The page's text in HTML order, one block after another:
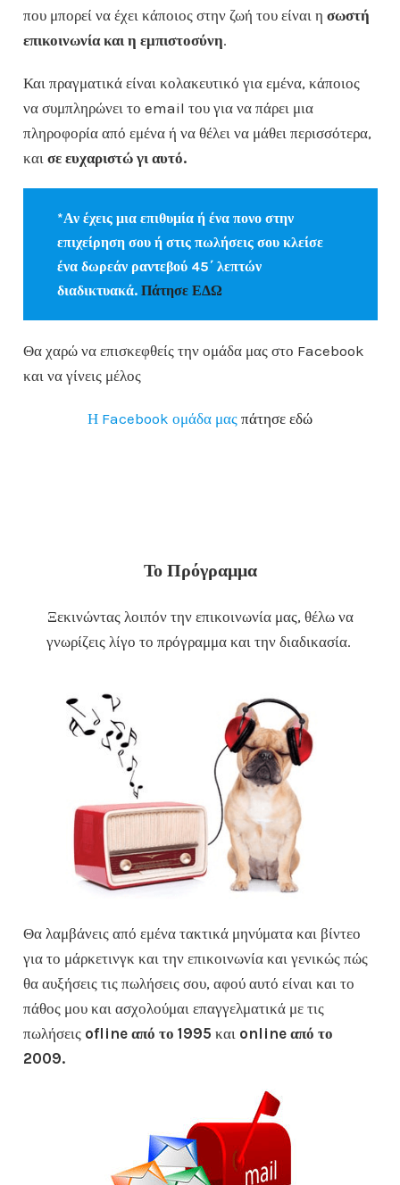
που μπορεί να έχει κάποιος στην ζωή του είναι η σωστή
επικοινωνία και η εμπιστοσύνη.
Και πραγματικά είναι κολακευτικό για εμένα, κάποιος
να συμπληρώνει το email του για να πάρει μια
πληροφορία από εμένα ή να θέλει να μάθει περισσότερα,
και σε ευχαριστώ γι αυτό.
*Αν έχεις μια επιθυμία ή ένα πονο στην
επιχείρηση σου ή στις πωλήσεις σου κλείσε
ένα δωρεάν ραντεβού 45΄ λεπτών
διαδικτυακά. Πάτησε ΕΔΩ
Θα χαρώ να επισκεφθείς την ομάδα μας στο Facebook
και να γίνεις μέλος
Η Facebook ομάδα μας πάτησε εδώ
Το Πρόγραμμα
Ξεκινώντας λοιπόν την επικοινωνία μας, θέλω να
γνωρίζεις λίγο το πρόγραμμα και την διαδικασία.
Θα λαμβάνεις από εμένα τακτικά μηνύματα και βίντεο
για το μάρκετινγκ και την επικοινωνία και γενικώς πώς
θα αυξήσεις τις πωλήσεις σου, αφού αυτό είναι και το
πάθος μου και ασχολούμαι επαγγελματικά με τις
πωλήσεις ofline από το 1995 και online από το
2009.